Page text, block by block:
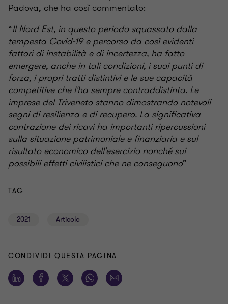
Padova, che ha così commentato:
“Il Nord Est, in questo periodo squassato dalla
tempesta Covid-19 e percorso da così evidenti
fattori di instabilità e di incertezza, ha fatto
emergere, anche in tali condizioni, i suoi punti di
forza, i propri tratti distintivi e le sue capacità
competitive che l'ha sempre contraddistinta. Le
imprese del Triveneto stanno dimostrando notevoli
segni di resilienza e di recupero. La significativa
contrazione dei ricavi ha importanti ripercussioni
sulla situazione patrimoniale e finanziaria e sul
risultato economico dell'esercizio nonché sui
possibili effetti civilistici che ne conseguono”
TAG
2021 Articolo
CONDIVIDI QUESTA PAGINA